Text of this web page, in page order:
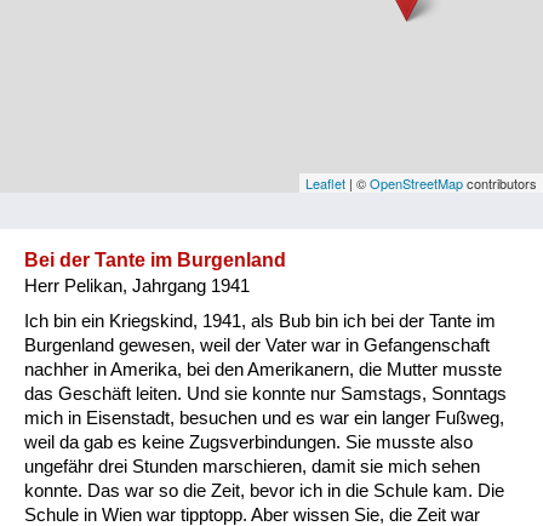
Vorarlberg
Kategorie
Besatzungsmächte
Frauen, Mütter, Kinder
Versorgung
Heimkehrer
Leaflet | ©OpenStreetMapcontributors
Bei der Tante im Burgenland
Herr Pelikan, Jahrgang 1941
Ich bin ein Kriegskind, 1941, als Bub bin ich bei der Tante im
Burgenland gewesen, weil der Vater war in Gefangenschaft
nachher in Amerika, bei den Amerikanern, die Mutter musste
das Geschäft leiten. Und sie konnte nur Samstags, Sonntags
mich in Eisenstadt, besuchen und es war ein langer Fußweg,
weil da gab es keine Zugsverbindungen. Sie musste also
ungefähr drei Stunden marschieren, damit sie mich sehen
konnte. Das war so die Zeit, bevor ich in die Schule kam. Die
Schule in Wien war tipptopp. Aber wissen Sie, die Zeit war